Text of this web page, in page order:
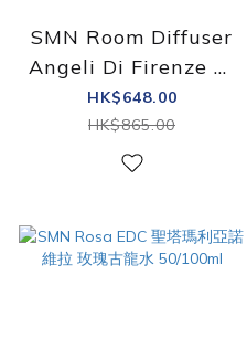
SMN Room Diffuser
Angeli Di Firenze 聖
塔瑪利亞諾維拉 佛羅
倫斯天使室內香氛
250ml
HK$648.00
HK$865.00